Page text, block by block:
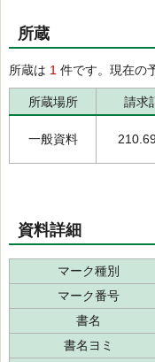
所蔵
所蔵は 1 件です。現在の
所蔵場所 請求
一般資料
資料詳細
マーク種別
マーク番号
書名
書名ヨミ